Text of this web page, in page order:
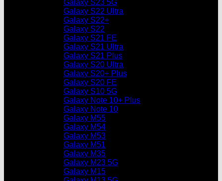
Galaxy S23 5G
Galaxy S22 Ultra
Galaxy S22+
Galaxy S22
Galaxy S21 FE
Galaxy S21 Ultra
Galaxy S21 Plus
Galaxy S20 Ultra
Galaxy S20+ Plus
Galaxy S20 FE
Galaxy S10 5G
Galaxy Note 10+ Plus
Galaxy Note 10
Galaxy M55
Galaxy M54
Galaxy M53
Galaxy M51
Galaxy M35
Galaxy M23 5G
Galaxy M15